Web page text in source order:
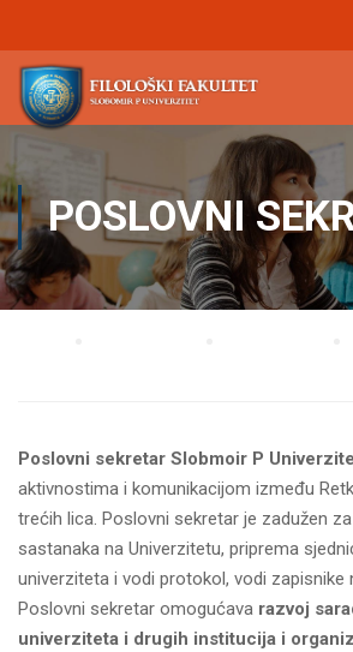
POSLOVNI
Poslovni sekretar Slobmoir P
aktivnostima i komunikacijom između
trećih lica. Poslovni sekretar je zadužen
sastanaka na Univerzitetu, priprema
univerziteta i vodi protokol, vodi zapisnike
Poslovni sekretar omogućava razvoj
univerziteta i drugih institucija i